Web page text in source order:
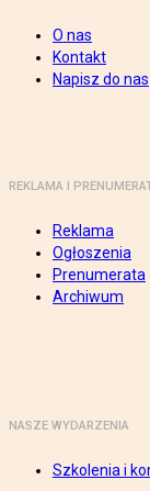
O nas
Kontakt
Napisz do nas
REKLAMA I
Reklama
Ogłoszenia
Prenumerata
Archiwum
NASZE WYDARZENIA
Szkolenia i